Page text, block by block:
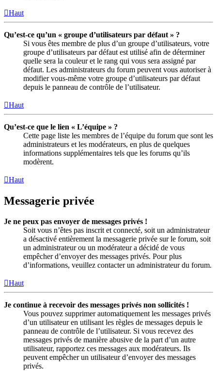
Haut
Qu’est-ce qu’un « groupe d’utilisateurs par défaut » ?
Si vous êtes membre de plus d’un groupe d’utilisateurs, votre
groupe d’utilisateurs par défaut est utilisé afin de déterminer
quelle sera la couleur et le rang qui vous sera assigné par
défaut. Les administrateurs du forum peuvent vous autoriser à
modifier vous-même votre groupe d’utilisateurs par défaut
depuis le panneau de contrôle de l’utilisateur.
Haut
Qu’est-ce que le lien « L’équipe » ?
Cette page liste les membres de l’équipe du forum que sont les
administrateurs et les modérateurs, en plus de quelques
informations supplémentaires tels que les forums qu’ils
modèrent.
Haut
Messagerie privée
Je ne peux pas envoyer de messages privés !
Soit vous n’êtes pas inscrit et connecté, soit un administrateur
a désactivé entièrement la messagerie privée sur le forum, soit
un administrateur ou un modérateur a décidé de vous
empêcher d’envoyer des messages privés. Pour plus
d’informations, veuillez contacter un administrateur du forum.
Haut
Je continue à recevoir des messages privés non sollicités !
Vous pouvez supprimer automatiquement les messages privés
d’un utilisateur en utilisant les règles de messages depuis le
panneau de contrôle de l’utilisateur. Si vous recevez des
messages privés de manière abusive de la part d’un autre
utilisateur, rapportez ces messages aux modérateurs. Ils
peuvent empêcher un utilisateur d’envoyer des messages
privés.